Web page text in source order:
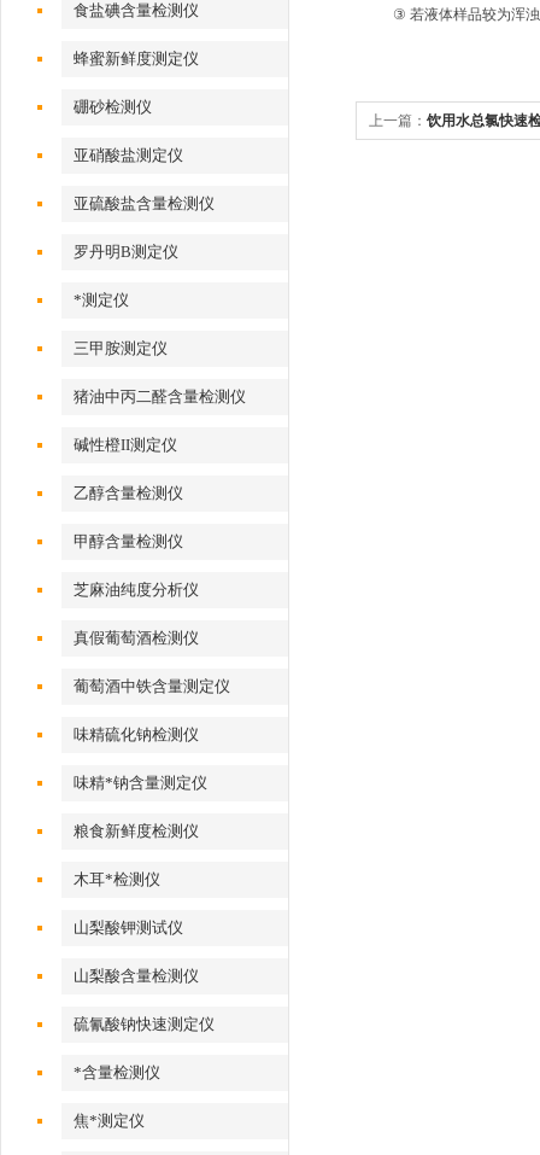
食盐碘含量检测仪
蜂蜜新鲜度测定仪
硼砂检测仪
亚硝酸盐测定仪
亚硫酸盐含量检测仪
罗丹明B测定仪
*测定仪
三甲胺测定仪
猪油中丙二醛含量检测仪
碱性橙II测定仪
乙醇含量检测仪
甲醇含量检测仪
芝麻油纯度分析仪
真假葡萄酒检测仪
葡萄酒中铁含量测定仪
味精硫化钠检测仪
味精*钠含量测定仪
粮食新鲜度检测仪
木耳*检测仪
山梨酸钾测试仪
山梨酸含量检测仪
硫氰酸钠快速测定仪
*含量检测仪
焦*测定仪
③ 若液体样品较为浑
上一篇： 饮用水总氯快速